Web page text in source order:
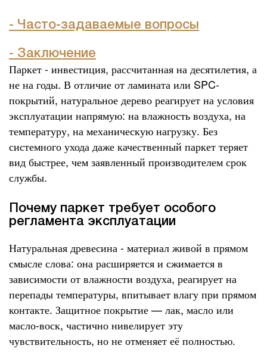
- Часто-задаваемые вопросы
- Заключение
Паркет - инвестиция, рассчитанная на десятилетия, а
не на годы. В отличие от ламината или SPC-
покрытий, натуральное дерево реагирует на условия
эксплуатации напрямую: на влажность воздуха, на
температуру, на механическую нагрузку. Без
системного ухода даже качественный паркет теряет
вид быстрее, чем заявленный производителем срок
службы.
Почему паркет требует особого
регламента эксплуатации
Натуральная древесина - материал живой в прямом
смысле слова: она расширяется и сжимается в
зависимости от влажности воздуха, реагирует на
перепады температуры, впитывает влагу при прямом
контакте. Защитное покрытие — лак, масло или
масло-воск, частично нивелирует эту
чувствительность, но не отменяет её полностью.